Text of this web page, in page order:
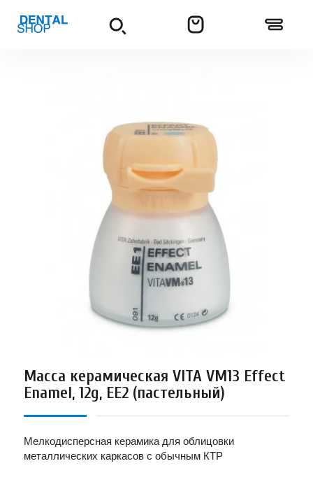
Масса керамическая VITA VM13 Effect
Enamel, 12g, EE2 (пастельный)
Мелкодисперсная керамика для облицовки
металлических каркасов с обычным КТР